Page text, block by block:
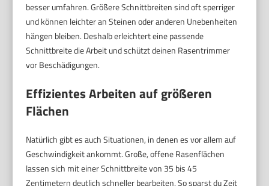
besser umfahren. Größere Schnittbreiten sind oft sperriger
und können leichter an Steinen oder anderen Unebenheiten
hängen bleiben. Deshalb erleichtert eine passende
Schnittbreite die Arbeit und schützt deinen Rasentrimmer
vor Beschädigungen.
Effizientes Arbeiten auf größeren
Flächen
Natürlich gibt es auch Situationen, in denen es vor allem auf
Geschwindigkeit ankommt. Große, offene Rasenflächen
lassen sich mit einer Schnittbreite von 35 bis 45
Zentimetern deutlich schneller bearbeiten. So sparst du Zeit